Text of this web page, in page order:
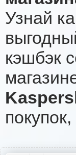
Узнай
кэшбэк